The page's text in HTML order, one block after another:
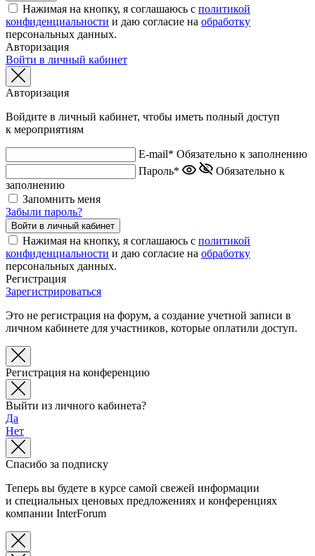
Нажимая на кнопку, я соглашаюсь с политикой
конфиденциальности и даю согласие на обработку
персональных данных.
Авторизация
Войти в личный кабинет
Авторизация
Войдите в личный кабинет, чтобы иметь полный доступ
к мероприятиям
E-mail* Обязательно к заполнению
Пароль*
Обязательно к
заполнению
Запомнить меня
Забыли пароль?
Нажимая на кнопку, я соглашаюсь с политикой
конфиденциальности и даю согласие на обработку
персональных данных.
Регистрация
Зарегистрироваться
Это не регистрация на форум, а создание учетной записи в
личном кабинете для участников, которые оплатили доступ.
Регистрация на конференцию
Выйти из личного кабинета?
Да
Нет
Спасибо за подписку
Теперь вы будете в курсе самой свежей информации
и специальных ценовых предложениях и конференциях
компании InterForum